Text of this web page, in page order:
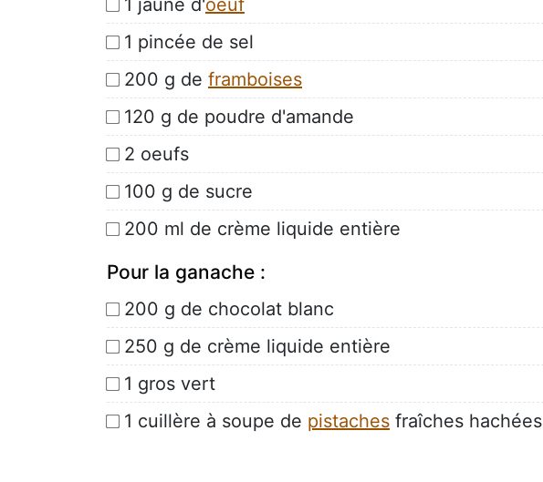
1 pincée de sel
200 g de framboises
120 g de poudre d'amande
2 oeufs
100 g de sucre
200 ml de crème liquide entière
Pour la ganache :
200 g de chocolat blanc
250 g de crème liquide entière
1 gros vert
1 cuillère à soupe de pistaches fraîches hachées